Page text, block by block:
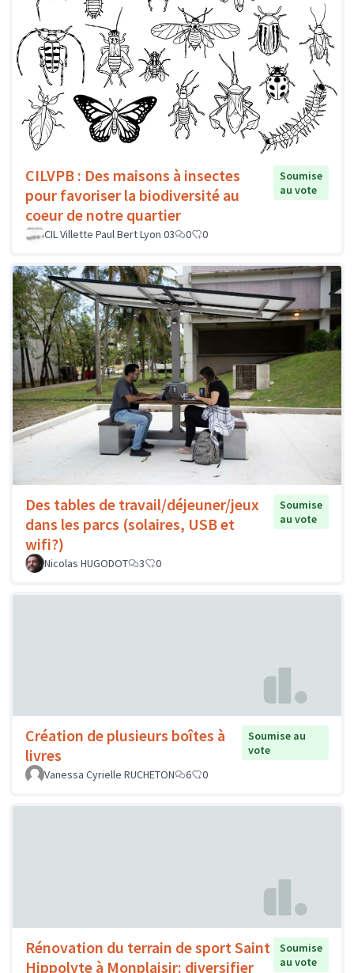
CILVPB : Des maisons à insectes
pour favoriser la biodiversité au
coeur de notre quartier
Soumise
au vote
CIL Villette Paul Bert Lyon 03 0 0
Des tables de travail/déjeuner/jeux
dans les parcs (solaires, USB et
wifi?)
Soumise
au vote
Nicolas HUGODOT 3 0
Création de plusieurs boîtes à
livres
Soumise au
vote
Vanessa Cyrielle RUCHETON
6 0
Rénovation du terrain de sport Saint
Hippolyte à Monplaisir: diversifier
Soumise
au vote